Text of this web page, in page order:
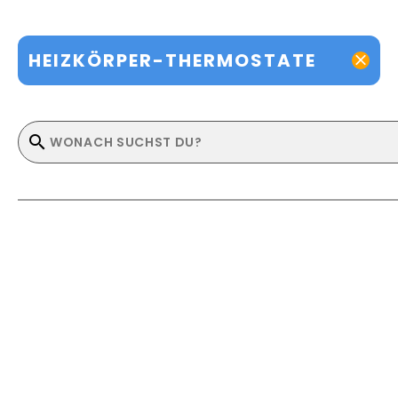
HEIZKÖRPER-THERMOSTATE